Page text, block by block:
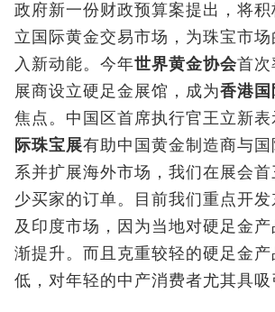
政府新一份财政预算案提出，将
立国际黄金交易市场，为珠宝市
入新动能。今年世界黄金协会首次
展商设立硬足金展馆，成为香港国
焦点。中国区首席执行官王立新表
际珠宝展有助中国黄金制造商与
系并扩展海外市场，我们在展会
少买家的订单。目前我们重点开
及印度市场，因为当地对硬足金产
渐提升。而且克重较轻的硬足金
低，对年轻的中产消费者尤其具吸